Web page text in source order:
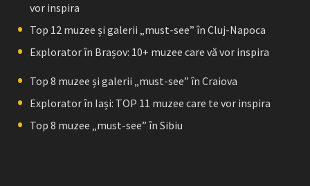
vor inspira
Top 12 muzee și galerii „must-see” în Cluj-Napoca
Explorator în Brașov: 10+ muzee care vă vor inspira
Top 8 muzee și galerii „must-see” în Craiova
Explorator în Iași: TOP 11 muzee care te vor inspira
Top 8 muzee „must-see” în Sibiu